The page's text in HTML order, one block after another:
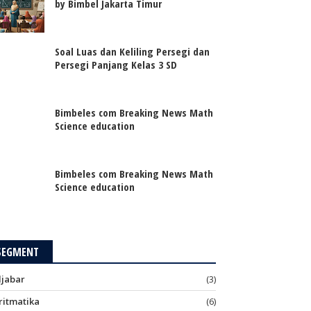
by Bimbel Jakarta Timur
Soal Luas dan Keliling Persegi dan
Persegi Panjang Kelas 3 SD
Bimbeles com Breaking News Math
Science education
Bimbeles com Breaking News Math
Science education
(3)
(6)